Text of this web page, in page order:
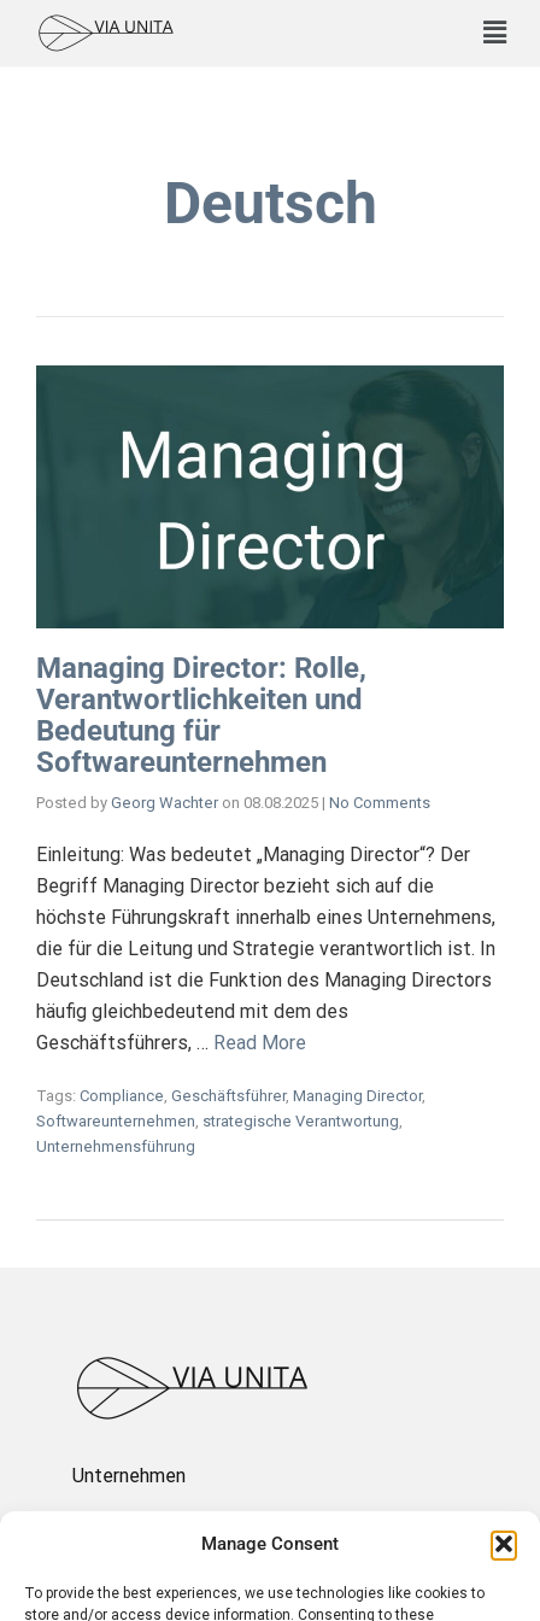
Manage Consent
To provide the best experiences, we use technologies like cookies to
store and/or access device information. Consenting to these
Deutsch
Managing Director: Rolle,
Verantwortlichkeiten und
Bedeutung für
Softwareunternehmen
Posted by Georg Wachter on 08.08.2025 | No Comments
Einleitung: Was bedeutet „Managing Director“? Der
Begriff Managing Director bezieht sich auf die
höchste Führungskraft innerhalb eines Unternehmens,
die für die Leitung und Strategie verantwortlich ist. In
Deutschland ist die Funktion des Managing Directors
häufig gleichbedeutend mit dem des
Geschäftsführers, … Read More
Tags: Compliance, Geschäftsführer, Managing Director,
Softwareunternehmen, strategische Verantwortung,
Unternehmensführung
Unternehmen
Über uns